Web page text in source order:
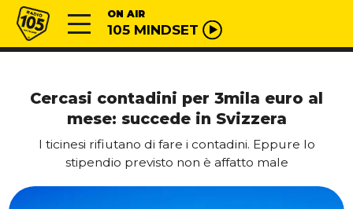
Vai al contenuto
Radio 105 ON AIR
105 MINDSET
Cercasi contadini per 3mila euro al
mese: succede in Svizzera
I ticinesi rifiutano di fare i contadini. Eppure lo
stipendio previsto non è affatto male